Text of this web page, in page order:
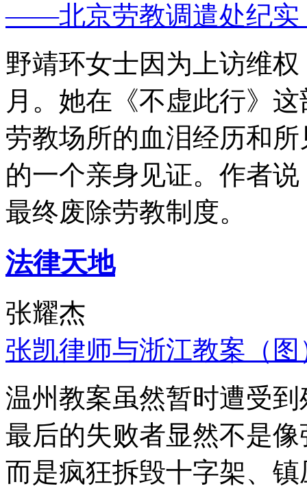
——北京劳教调遣处纪实
野靖环女士因为上访维
月。她在《不虚此行》
劳教场所的血泪经历和
的一个亲身见证。作者
最终废除劳教制度。
法律天地
张耀杰
张凯律师与浙江教案（图
温州教案虽然暂时遭受
最后的失败者显然不是
而是疯狂拆毁十字架、